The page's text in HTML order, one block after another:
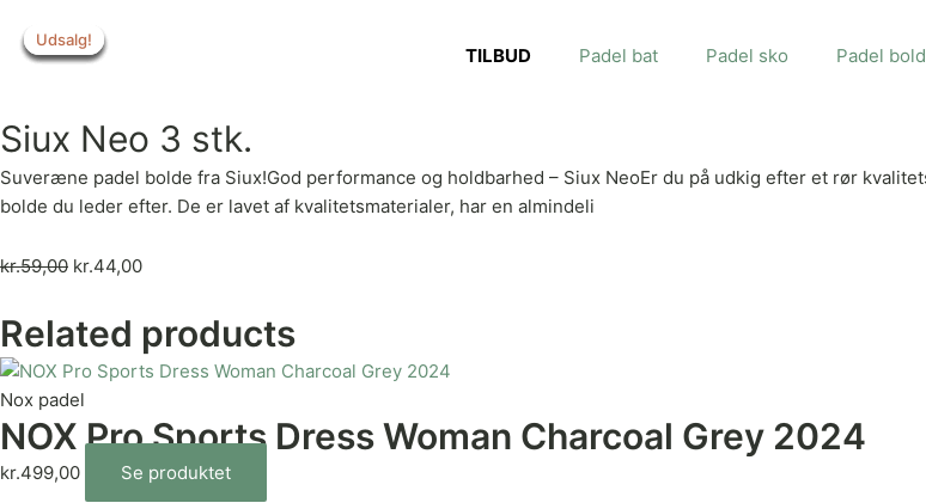
indholdet
TILBUD Padel bat Padel sko Padel
Udsalg!
Siux Neo 3 stk.
Suveræne padel bolde fra Siux!God performance og holdbarhed – Siux NeoEr du på udkig efter et rør
bolde du leder efter. De er lavet af kvalitetsmaterialer, har en almindeli
kr.59,00 kr.44,00
Related products
Nox padel
NOX Pro Sports Dress Woman Charcoal Grey 2024
kr.499,00 Se produktet
Udsalg!
Udsalg!
Udsalg!
Udsalg!
Udsalg!
Udsalg!